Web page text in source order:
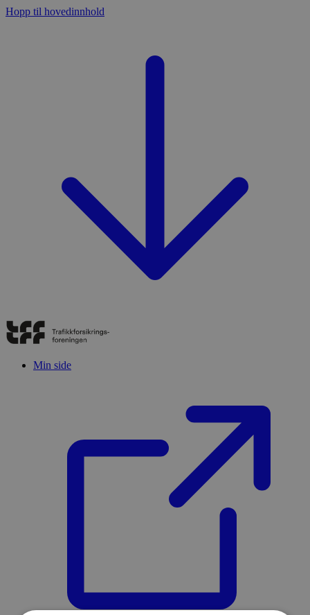
Hopp til hovedinnhold
Min side